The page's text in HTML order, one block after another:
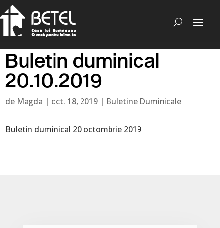
Buletin duminical
20.10.2019
de Magda | oct. 18, 2019 | Buletine Duminicale
Buletin duminical 20 octombrie 2019